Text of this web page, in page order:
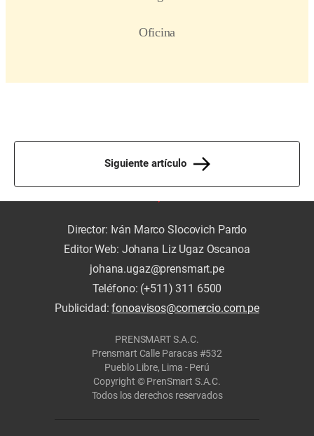
Siguiente artículo
Director: Iván Marco Slocovich Pardo
Editor Web: Johana Liz Ugaz Oscanoa
johana.ugaz@prensmart.pe
Teléfono: (+511) 311 6500
Publicidad:fonoavisos@comercio.com.pe
PRENSMART S.A.C.
Prensmart Calle Paracas #532
Pueblo Libre, Lima - Perú
Copyright © PrenSmart S.A.C.
Todos los derechos reservados